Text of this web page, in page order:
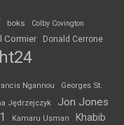
boks Colby Covington
Cormier Donald Cerrone
Ngannou
Georges St.
Jędrzejczyk Jon Jones
Kamaru Usman Khabib